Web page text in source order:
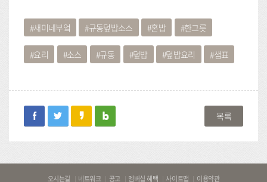
새미네부엌 규동덮밥소스 혼밥 한그릇
요리 소스 규동 덮밥 덮밥요리 샘표
facebooktwitterkakaostory
blog 목록
오시는길 네트워크 공고 멤버십 혜택 사이트맵 이용약관